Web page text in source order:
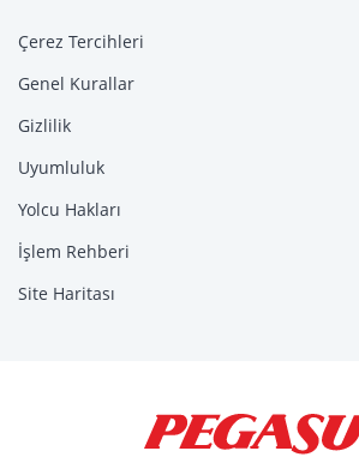
Çerez Tercihleri
Genel Kurallar
Gizlilik
Uyumluluk
Yolcu Hakları
İşlem Rehberi
Site Haritası